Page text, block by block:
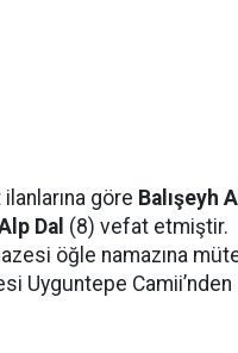
göre Balışeyh
Dal (8) vefat etmiştir.
öğle namazına
Uyguntepe Camii’nden